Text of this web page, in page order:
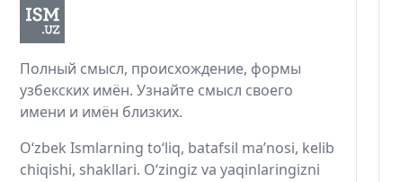
Полный смысл, происхождение, формы
узбекских имён. Узнайте смысл своего
имени и имён близких.
O‘zbek Ismlarning to‘liq, batafsil ma’nosi, kelib
chiqishi, shakllari. O‘zingiz va yaqinlaringizni